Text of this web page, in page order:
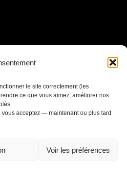
le site correctement (les
ce que vous aimez, améliorer nos
acceptez — maintenant ou plus tard
Voir les préférences